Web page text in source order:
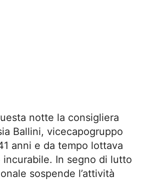
notte la consigliera
Ballini, vicecapogruppo
anni e da tempo lottava
incurabile. In segno di lutto
sospende l’attività